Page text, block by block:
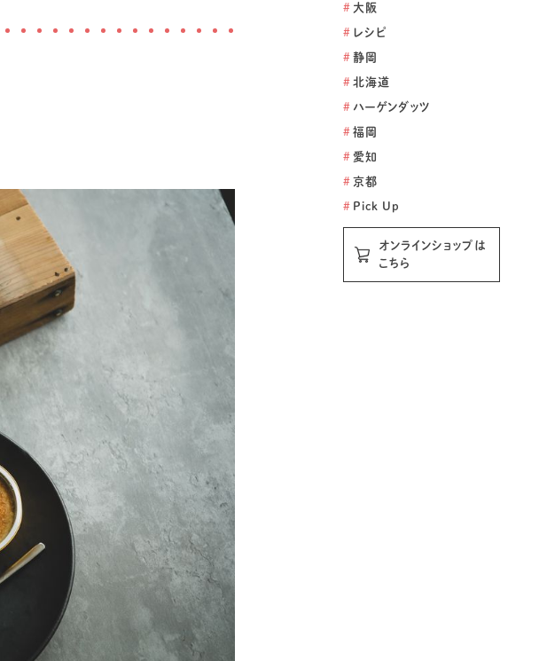
# 大阪
# レシピ
# 静岡
# 北海道
# ハーゲンダッツ
# 福岡
# 愛知
# 京都
# Pick Up
オンラインショップは
こちら